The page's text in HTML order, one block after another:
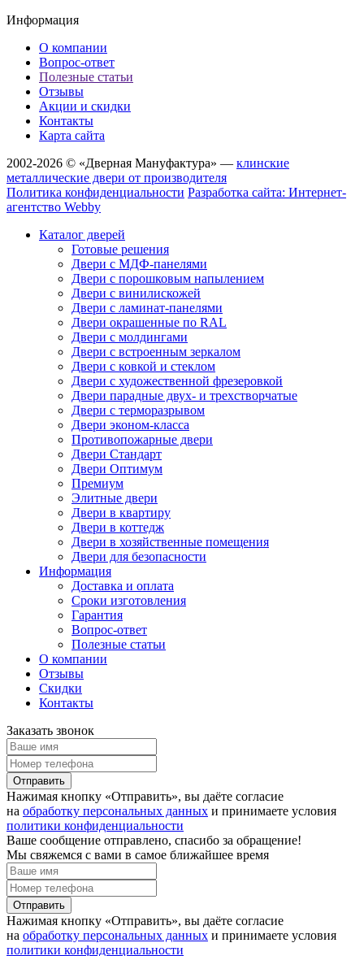
Информация
О компании
Вопрос-ответ
Полезные статьи
Отзывы
Акции и скидки
Контакты
Карта сайта
2002-2026 © «Дверная Мануфактура» — клинские
металлические двери от производителя
Политика конфиденциальности Разработка сайта: Интернет-
агентство Webby
Каталог дверей
Готовые решения
Двери с МДФ-панелями
Двери с порошковым напылением
Двери с винилискожей
Двери с ламинат-панелями
Двери окрашенные по RAL
Двери с молдингами
Двери с встроенным зеркалом
Двери с ковкой и стеклом
Двери с художественной фрезеровкой
Двери парадные двух- и трехстворчатые
Двери с терморазрывом
Двери эконом-класса
Противопожарные двери
Двери Стандарт
Двери Оптимум
Премиум
Элитные двери
Двери в квартиру
Двери в коттедж
Двери в хозяйственные помещения
Двери для безопасности
Информация
Доставка и оплата
Сроки изготовления
Гарантия
Вопрос-ответ
Полезные статьи
О компании
Отзывы
Скидки
Контакты
Заказать звонок
Отправить
Нажимая кнопку «Отправить», вы даёте согласие
на обработку персональных данных и принимаете условия
политики конфиденциальности
Ваше сообщение отправлено, спасибо за обращение!
Мы свяжемся с вами в самое ближайшее время
Отправить
Нажимая кнопку «Отправить», вы даёте согласие
на обработку персональных данных и принимаете условия
политики конфиденциальности